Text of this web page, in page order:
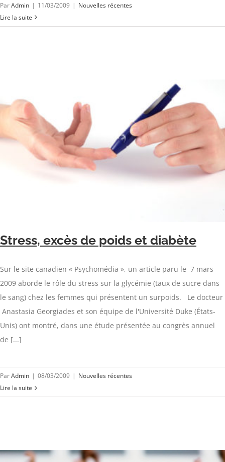
ParAdmin | 11/03/2009 | Nouvelles récentes
Lire la suite
Stress, excès de poids et diabète
Sur le site canadien « Psychomédia », un article paru le 7 mars
2009 aborde le rôle du stress sur la glycémie (taux de sucre dans
le sang) chez les femmes qui présentent un surpoids. Le docteur
Anastasia Georgiades et son équipe de l'Université Duke (États-
Unis) ont montré, dans une étude présentée au congrès annuel
de [...]
ParAdmin | 08/03/2009 | Nouvelles récentes
Lire la suite